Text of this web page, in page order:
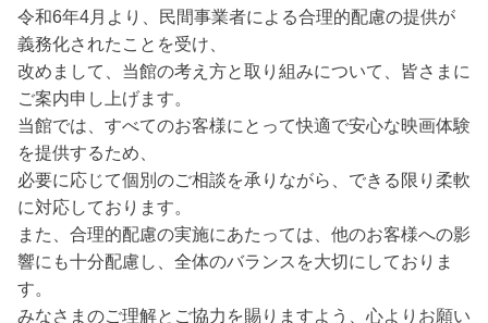
令和6年4月より、民間事業者による合理的配慮の提供が
義務化されたことを受け、
改めまして、当館の考え方と取り組みについて、皆さまに
ご案内申し上げます。
当館では、すべてのお客様にとって快適で安心な映画体験
を提供するため、
必要に応じて個別のご相談を承りながら、できる限り柔軟
に対応しております。
また、合理的配慮の実施にあたっては、他のお客様への影
響にも十分配慮し、全体のバランスを大切にしておりま
す。
みなさまのご理解とご協力を賜りますよう、心よりお願い